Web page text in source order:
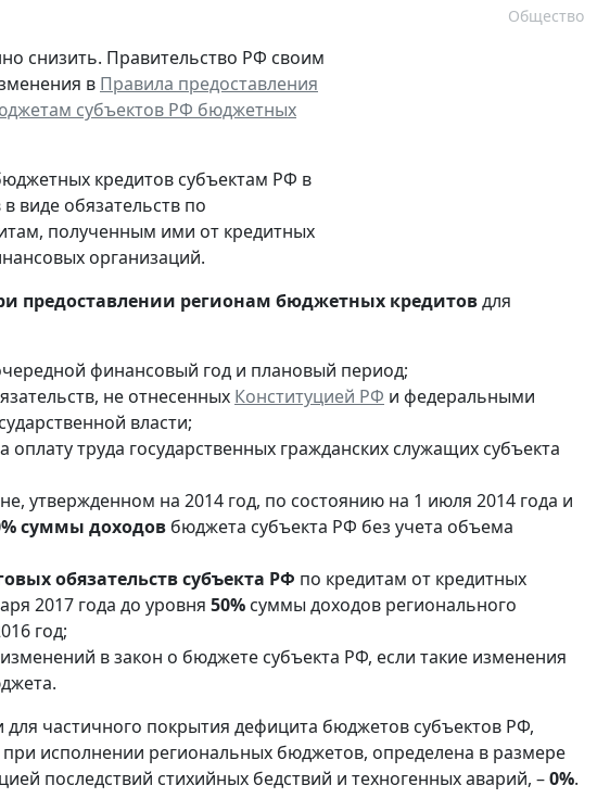
Общество
снизить. Правительство РФ своим
в Правила предоставления
субъектов РФ бюджетных
кредитов субъектам РФ в
виде обязательств по
полученным ими от кредитных
организаций.
предоставлении регионам бюджетных кредитовдля
финансовый год и плановый период;
не отнесенных Конституцией РФ и федеральными
власти;
труда государственных гражданских служащих субъекта
утвержденном на 2014 год, по состоянию на 1 июля 2014 года и
суммы доходов бюджета субъекта РФ без учета объема
обязательств субъекта РФ по кредитам от кредитных
2017 года до уровня 50% суммы доходов регионального
год;
в закон о бюджете субъекта РФ, если такие изменения
частичного покрытия дефицита бюджетов субъектов РФ,
исполнении региональных бюджетов, определена в размере
последствий стихийных бедствий и техногенных аварий, –0%.